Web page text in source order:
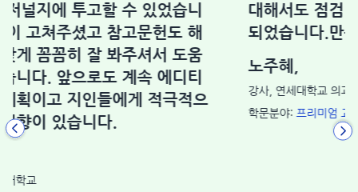
대해서도 점검 받을 수 있어서 크게 도움이
되었습니다.만족합니다.
노주혜,
강사, 연세대학교 의과대학
학문분야: 프리미엄 교정